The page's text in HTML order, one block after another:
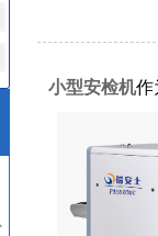
小型安检机作